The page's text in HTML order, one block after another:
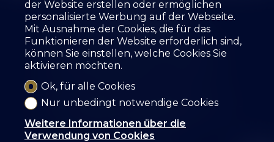
Die Agentur Zu verkaufen
Zu mieten
Ihre Immobilie schätzen
Leistungen
Die Mitarbeiter
Gästebuch
Mietformular
SZ IMMOBILIER SA
Route des Fontanettes 12
3968 Veyras
Tel. +41 27 456 57 57
info@sz-immo.ch
der Website erstellen oder ermöglichen
personalisierte Werbung auf der Webseite.
Mit Ausnahme der Cookies, die für das
Funktionieren der Website erforderlich sind,
können Sie einstellen, welche Cookies Sie
aktivieren möchten.
Ok, für alle Cookies
Nur unbedingt notwendige Cookies
Weitere Informationen über die
Verwendung von Cookies